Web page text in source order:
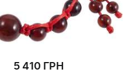
5 410 ГРН